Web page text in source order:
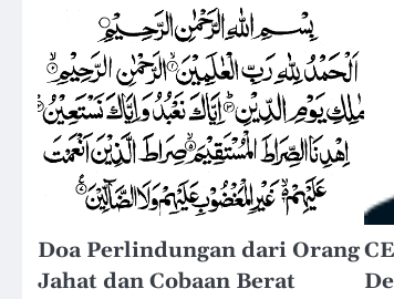
Doa Perlindungan dari Orang
Jahat dan Cobaan Berat